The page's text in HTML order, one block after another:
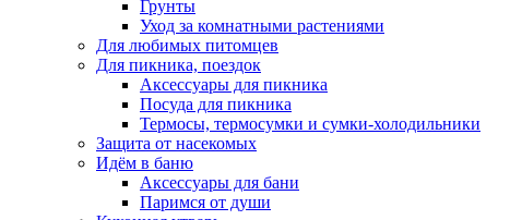
Грунты
Уход за комнатными растениями
Для любимых питомцев
Для пикника, поездок
Аксессуары для пикника
Посуда для пикника
Термосы, термосумки и сумки-холодильники
Защита от насекомых
Идём в баню
Аксессуары для бани
Паримся от души